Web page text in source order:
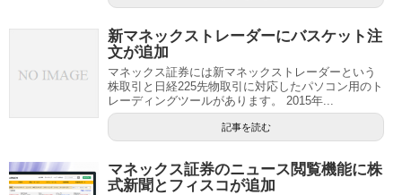
新マネックストレーダーにバスケット注
文が追加
マネックス証券には新マネックストレーダーという
株取引と日経225先物取引に対応したパソコン用のト
レーディングツールがあります。 2015年...
記事を読む
マネックス証券のニュース閲覧機能に株
式新聞とフィスコが追加